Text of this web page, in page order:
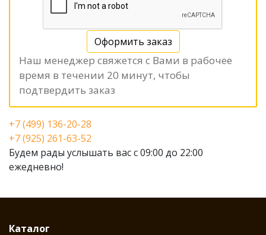
Оформить заказ
Наш менеджер свяжется с Вами в рабочее
время в течении 20 минут, чтобы
подтвердить заказ
+7 (499) 136-20-28
+7 (925) 261-63-52
Будем рады услышать вас с 09:00 до 22:00
ежедневно!
Каталог